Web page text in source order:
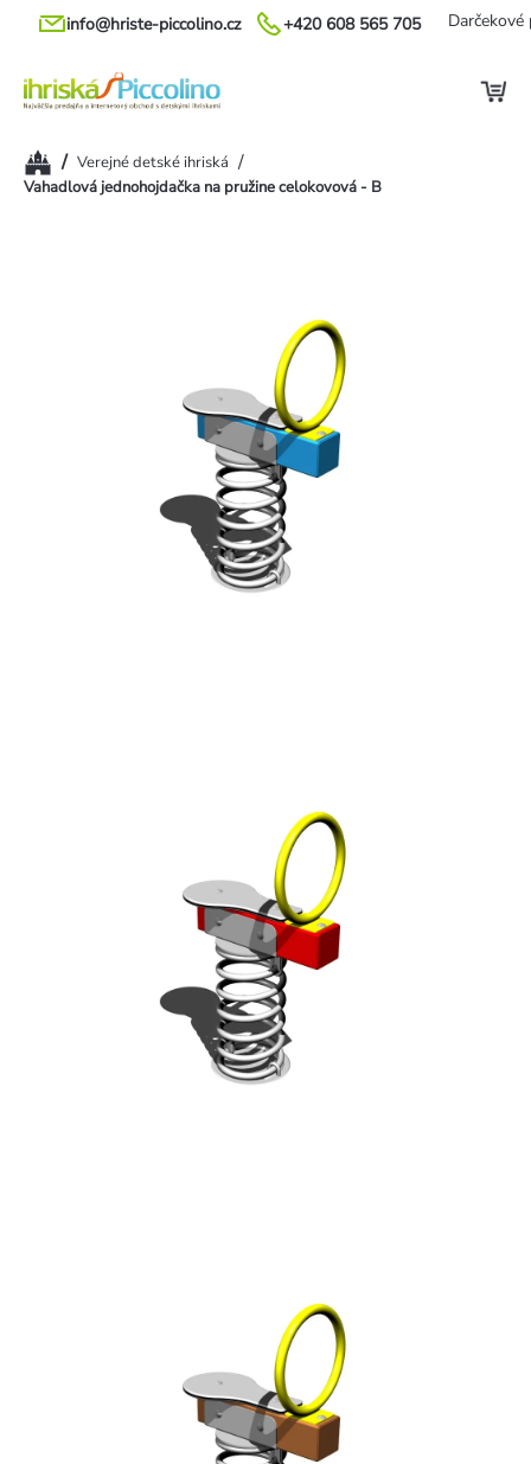
Prejsť
+420 608 565 705
info@hriste-piccolino.cz Darčekové
Domov
/ Verejné detské ihriská /
Vahadlová jednohojdačka na pružine celokovová - B